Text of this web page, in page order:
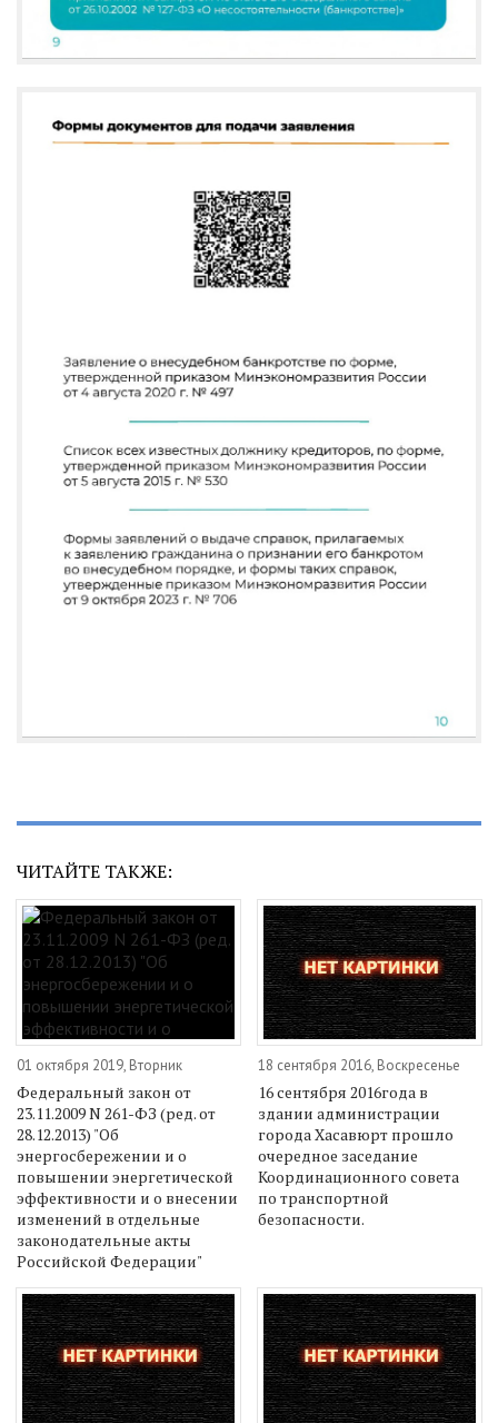
ЧИТАЙТЕ ТАКЖЕ:
01 октября 2019, Вторник
Федеральный закон от
23.11.2009 N 261-ФЗ (ред. от
28.12.2013) "Об
энергосбережении и о
повышении энергетической
эффективности и о внесении
изменений в отдельные
законодательные акты
Российской Федерации"
18 сентября 2016, Воскресенье
16 сентября 2016года в
здании администрации
города Хасавюрт прошло
очередное заседание
Координационного совета
по транспортной
безопасности.